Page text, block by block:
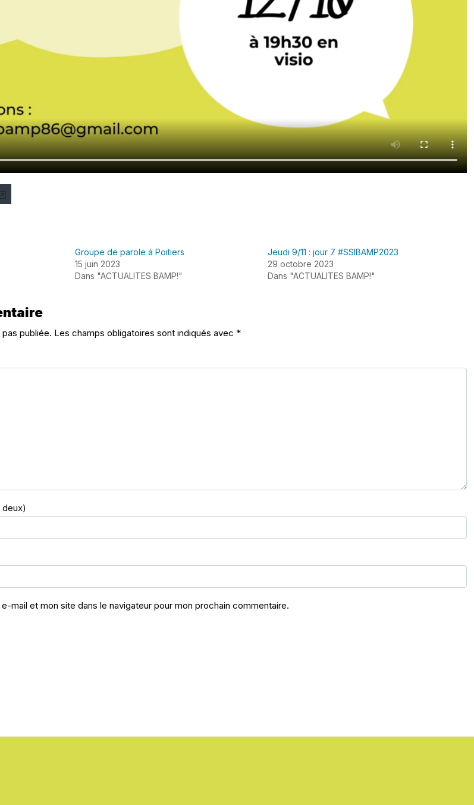
Groupe de parole à Poitiers
15 juin 2023
Dans "ACTUALITES BAMP!"
Jeudi 9/11 : jour 7 #SSIBAMP2023
29 octobre 2023
Dans "ACTUALITES BAMP!"
publiée. Les champs obligatoires sont indiqués avec *
mail et mon site dans le navigateur pour mon prochain commentaire.